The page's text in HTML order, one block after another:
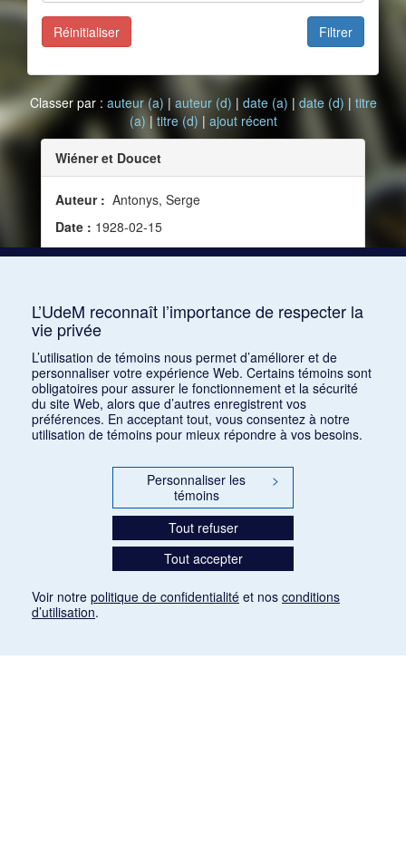
Filtrer
Réinitialiser
Classer par : auteur (a) | auteur (d) | date (a) | date (d) | titre
(a) | titre (d) | ajout récent
Wiéner et Doucet
Auteur : Antonys, Serge
Date : 1928-02-15
Source :L’Action musicale, vol. 2, no 2 (15 février
L’UdeM reconnaît l’importance de respecter la
vie privée
L’utilisation de témoins nous permet d’améliorer et de
personnaliser votre expérience Web. Certains témoins sont
obligatoires pour assurer le fonctionnement et la sécurité
du site Web, alors que d’autres enregistrent vos
préférences. En acceptant tout, vous consentez à notre
utilisation de témoins pour mieux répondre à vos besoins.
Personnaliser les
témoins
>
Tout refuser
Tout accepter
Voir notre politique de confidentialité et nos conditions
d’utilisation.